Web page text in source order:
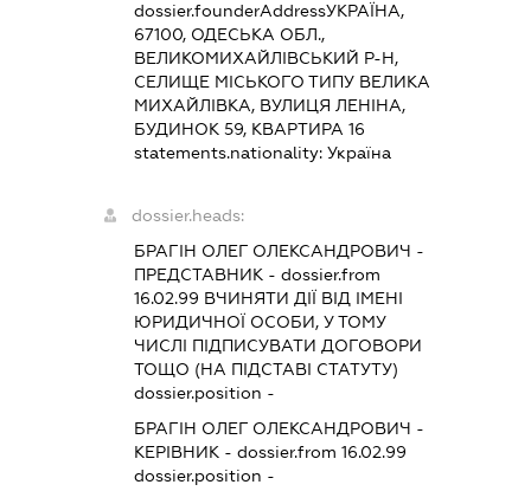
dossier.founderAddressУКРАЇНА,
67100, ОДЕСЬКА ОБЛ.,
ВЕЛИКОМИХАЙЛІВСЬКИЙ Р-Н,
СЕЛИЩЕ МІСЬКОГО ТИПУ ВЕЛИКА
МИХАЙЛІВКА, ВУЛИЦЯ ЛЕНІНА,
БУДИНОК 59, КВАРТИРА 16
statements.nationality: Україна
dossier.heads:
БРАГІН ОЛЕГ ОЛЕКСАНДРОВИЧ -
ПРЕДСТАВНИК- dossier.from
16.02.99 ВЧИНЯТИ ДІЇ ВІД ІМЕНІ
ЮРИДИЧНОЇ ОСОБИ, У ТОМУ
ЧИСЛІ ПІДПИСУВАТИ ДОГОВОРИ
ТОЩО (НА ПІДСТАВІ СТАТУТУ)
dossier.position -
БРАГІН ОЛЕГ ОЛЕКСАНДРОВИЧ -
КЕРІВНИК- dossier.from 16.02.99
dossier.position -